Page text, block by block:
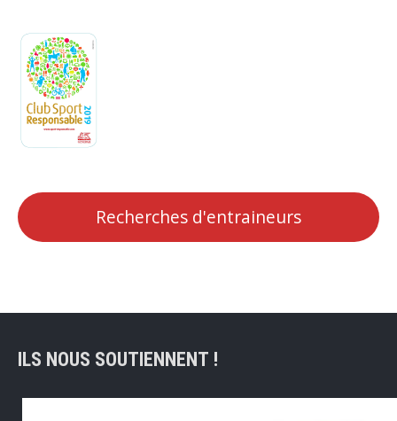
Recherches d'entraineurs
ILS NOUS SOUTIENNENT !